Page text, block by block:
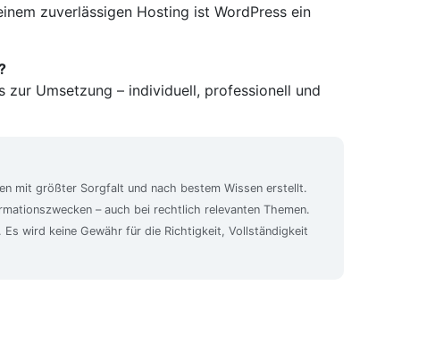
zuverlässigen Hosting ist WordPress ein
Umsetzung – individuell, professionell und
mit größter Sorgfalt und nach bestem Wissen erstellt.
– auch bei rechtlich relevanten Themen.
wird keine Gewähr für die Richtigkeit, Vollständigkeit